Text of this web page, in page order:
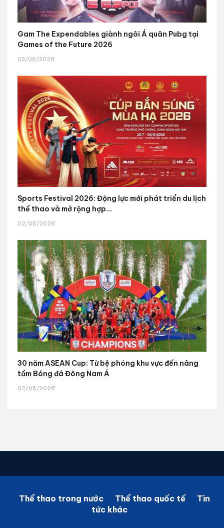
Gam The Expendables giành ngôi Á quân Pubg tại
Games of the Future 2026
03/08/2026
Sports Festival 2026: Động lực mới phát triển du lịch
thể thao và mở rộng hợp...
02/08/2026
30 năm ASEAN Cup: Từ bệ phóng khu vực đến nâng
tầm Bóng đá Đông Nam Á
02/08/2026
Thể thao trong nước Thể thao quốc tế
Tin
tức khác